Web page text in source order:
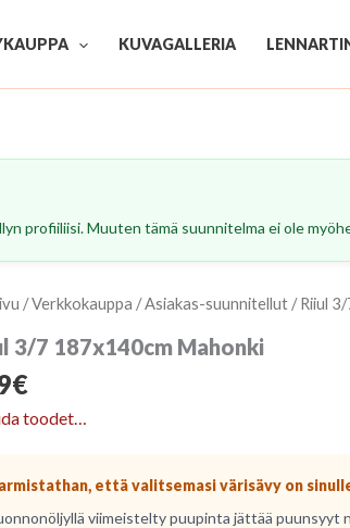
KUVAGALLERIA
profiiliisi. Muuten tämä suunnitelma ei ole
/Verkkokauppa /Asiakas-suunnitellut / Riiul
3/7 187x140cm Mahonki
€
toodet…
että valitsemasi värisävy on
viimeistelty puupinta jättää puunsyyt